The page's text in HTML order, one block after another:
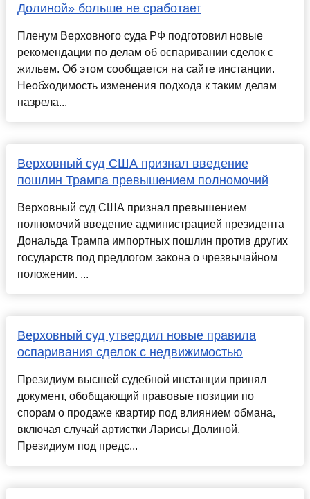
Долиной» больше не сработает
Пленум Верховного суда РФ подготовил новые
рекомендации по делам об оспаривании сделок с
жильем. Об этом сообщается на сайте инстанции.
Необходимость изменения подхода к таким делам
назрела...
Верховный суд США признал введение
пошлин Трампа превышением полномочий
Верховный суд США признал превышением
полномочий введение администрацией президента
Дональда Трампа импортных пошлин против других
государств под предлогом закона о чрезвычайном
положении. ...
Верховный суд утвердил новые правила
оспаривания сделок с недвижимостью
Президиум высшей судебной инстанции принял
документ, обобщающий правовые позиции по
спорам о продаже квартир под влиянием обмана,
включая случай артистки Ларисы Долиной.
Президиум под предс...